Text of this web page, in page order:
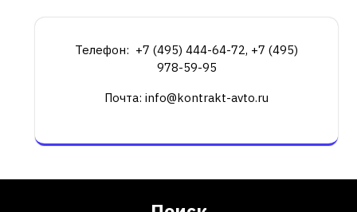
Телефон: +7 (495) 444-64-72, +7 (495)
978-59-95
Почта: info@kontrakt-avto.ru